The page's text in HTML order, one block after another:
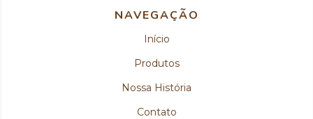
NAVEGAÇÃO
Início
Produtos
Nossa História
Contato